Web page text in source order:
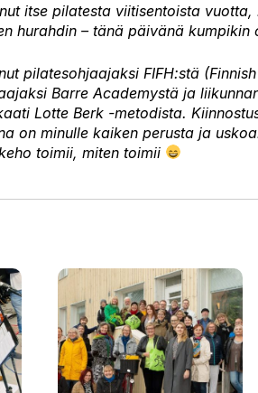
itse pilatesta viitisentoista
hurahdin – tänä päivänä kumpikin
pilatesohjaajaksi FIFH:stä
Barre Academystä ja
Lotte Berk -metodista.
on minulle kaiken perusta ja
toimii, miten toimii